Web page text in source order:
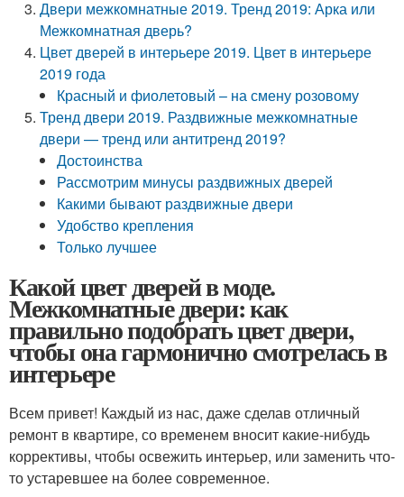
Двери межкомнатные 2019. Тренд 2019: Арка или
Межкомнатная дверь?
Цвет дверей в интерьере 2019. Цвет в интерьере
2019 года
Красный и фиолетовый – на смену розовому
Тренд двери 2019. Раздвижные межкомнатные
двери — тренд или антитренд 2019?
Достоинства
Рассмотрим минусы раздвижных дверей
Какими бывают раздвижные двери
Удобство крепления
Только лучшее
Какой цвет дверей в моде.
Межкомнатные двери: как
правильно подобрать цвет двери,
чтобы она гармонично смотрелась в
интерьере
Всем привет! Каждый из нас, даже сделав отличный
ремонт в квартире, со временем вносит какие-нибудь
коррективы, чтобы освежить интерьер, или заменить что-
то устаревшее на более современное.